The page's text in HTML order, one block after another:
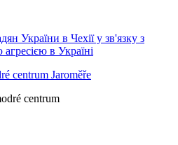
України в Чехії у зв'язку з
агресією в Україні
centrum Jaroměře